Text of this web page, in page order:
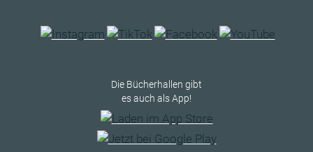
Die Bücherhallen gibt
es auch als App!